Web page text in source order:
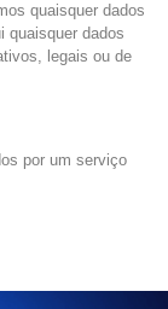
quaisquer dados
quaisquer dados
legais ou de
por um serviço